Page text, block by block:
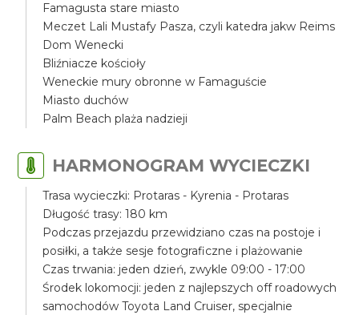
Famagusta stare miasto
Meczet Lali Mustafy Pasza, czyli katedra jakw Reims
Dom Wenecki
Bliźniacze kościoły
Weneckie mury obronne w Famaguście
Miasto duchów
Palm Beach plaża nadzieji
HARMONOGRAM WYCIECZKI
Trasa wycieczki: Protaras - Kyrenia - Protaras
Długość trasy: 180 km
Podczas przejazdu przewidziano czas na postoje i
posiłki, a także sesje fotograficzne i plażowanie
Czas trwania: jeden dzień, zwykle 09:00 - 17:00
Środek lokomocji: jeden z najlepszych off roadowych
samochodów Toyota Land Cruiser, specjalnie